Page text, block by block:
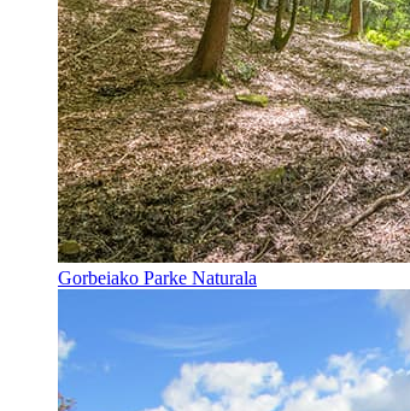
Gorbeiako Parke Naturala